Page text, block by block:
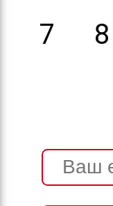
7
8